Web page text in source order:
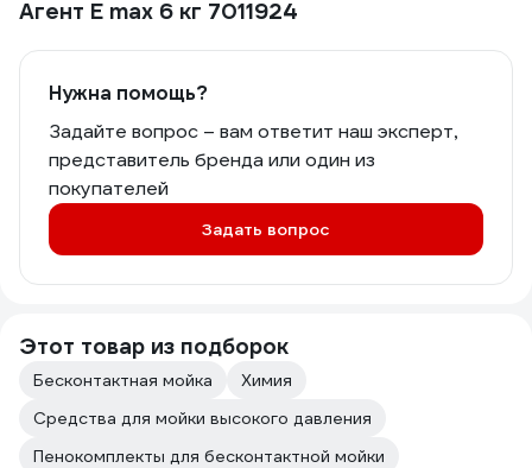
Агент Е max 6 кг 7011924
Нужна помощь?
Задайте вопрос – вам ответит наш эксперт,
представитель бренда или один из
покупателей
Задать вопрос
Этот товар из подборок
Бесконтактная мойка
Химия
Средства для мойки высокого давления
Пенокомплекты для бесконтактной мойки